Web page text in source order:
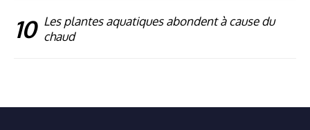
10 Les plantes aquatiques abondent à cause du
chaud